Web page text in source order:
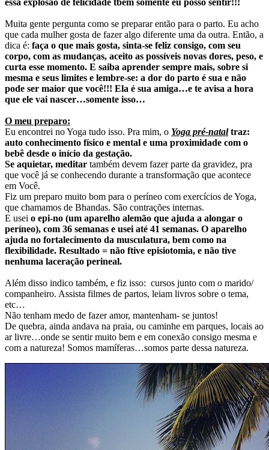
essa explosão de felicidade tbém somente eu posso sentir!!!
Muita gente pergunta como se preparar então para o parto. Eu acho
que cada mulher gosta de fazer algo diferente uma da outra. Então, a
dica é: faça o que mais gosta, sinta-se feliz consigo, com seu
corpo, com as mudanças, aceito as possíveis novas dores, peso, e
curta esse momento. E saiba aprender sempre mais, sobre si
mesma e seus limites e lembre-se: a dor do parto é sua e não
pode ser maior que você!!! Ela é sua amiga…e te avisa a hora
que ele vai nascer…somente isso…
O meu preparo:
Eu encontrei no Yoga tudo isso. Pra mim, o Yoga pré-nataltraz:
auto conhecimento físico e mental e uma proximidade com o
bebê desde o início da gestação.
Se aquietar, meditar também devem fazer parte da gravidez, pra
que você já se conhecendo durante a transformação que acontece
em Você.
Fiz um preparo muito bom para o períneo com exercícios de Yoga,
que chamamos de Bhandas. São contrações internas.
E usei o epi-no (um aparelho alemão que ajuda a alongar o
períneo), com 36 semanas e usei até 41 semanas. O aparelho
ajuda no fortalecimento da musculatura, bem como na
flexibilidade. Resultado = não ftive episiotomia, e não tive
nenhuma laceração perineal.
Além disso indico também, e fiz isso: cursos junto com o marido/
companheiro. Assista filmes de partos, leiam livros sobre o tema,
etc…
Não tenham medo de fazer amor, mantenham- se juntos!
De quebra, ainda andava na praia, ou caminhe em parques, locais ao
ar livre…onde se sentir muito bem e em conexão consigo mesma e
com a natureza! Somos mamíferas…somos parte dessa natureza.